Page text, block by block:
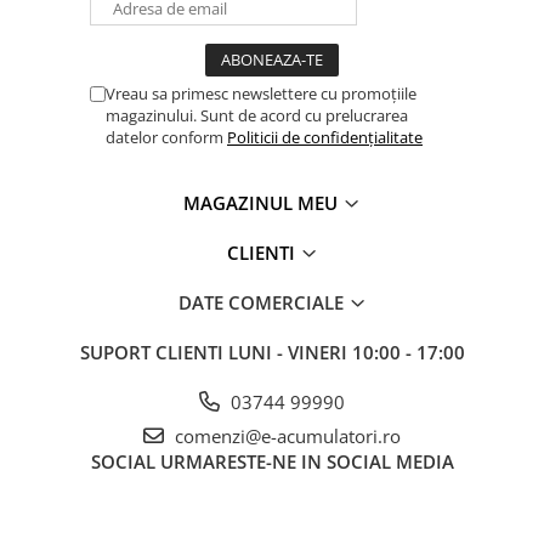
algoritm de încarcare specific pentru bateriile Li-
ion (LiFePO₄), cu protectie prin resetare automata
Li-ion la tensiuni necorespunzatoare.
Vreau sa primesc newslettere cu promoțiile
magazinului. Sunt de acord cu prelucrarea
datelor conform Politicii de confidențialitate
MAGAZINUL MEU
CLIENTI
DATE COMERCIALE
SUPORT CLIENTI LUNI - VINERI 10:00 - 17:00
03744 99990
comenzi@e-acumulatori.ro
SOCIAL URMARESTE-NE IN SOCIAL MEDIA